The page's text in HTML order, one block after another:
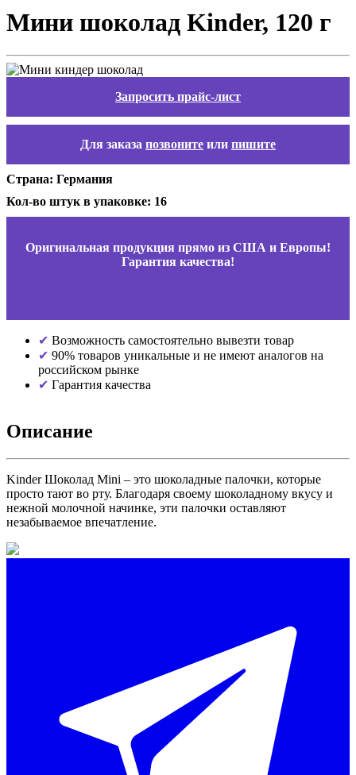
Мини шоколад Kinder, 120 г
Запросить прайс-лист
Для заказа позвоните или пишите
Страна: Германия
Кол-во штук в упаковке: 16
Оригинальная продукция прямо из США и Европы!
Гарантия качества!
Возможность самостоятельно вывезти товар
90% товаров уникальные и не имеют аналогов на
российском рынке
Гарантия качества
Описание
Kinder Шоколад Mini – это шоколадные палочки, которые
просто тают во рту. Благодаря своему шоколадному вкусу и
нежной молочной начинке, эти палочки оставляют
незабываемое впечатление.